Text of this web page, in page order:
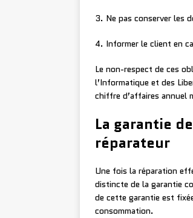
3. Ne pas conserver les
4. Informer le client en
Le non-respect de ces
l’Informatique et des
chiffre d’affaires annuel
La garantie
réparateur
Une fois la réparation
distincte de la garantie
de cette garantie est
consommation.